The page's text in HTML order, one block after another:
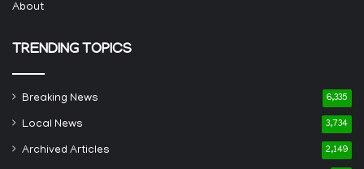
About
TRENDING TOPICS
Breaking News 6,335
Local News 3,734
Archived Articles 2,149